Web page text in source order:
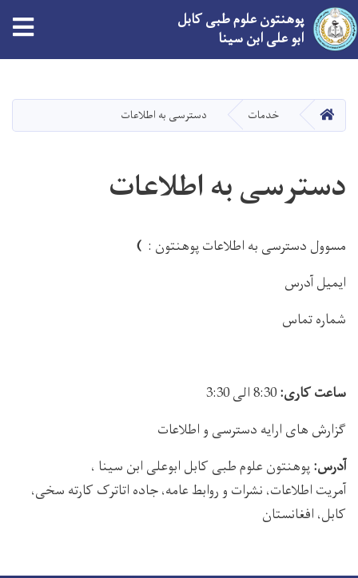
main
content
پوهنتون علوم طبی کابل
ابو علی ابن سینا
صفحه اصلیخدمات دسترسی به اطلاعات
دسترسی به اطلاعات
مسوول دسترسی به اطلاعات پوهنتون : )
ایمیل آدرس
شماره تماس
ساعت کاری:8:30 الی 3:30
گزارش های ارایه دسترسی و اطلاعات
آدرس:پوهنتون علوم طبی کابل ابوعلی ابن سینا ،
آمریت اطلاعات، نشرات و روابط عامه، جاده اتاترک کارته سخی،
کابل، افغانستان